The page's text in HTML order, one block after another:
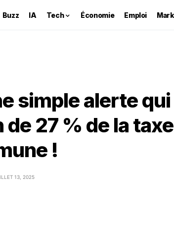
Buzz IA Tech Économie Emploi
simple alerte
27 % de la
!
13, 2025